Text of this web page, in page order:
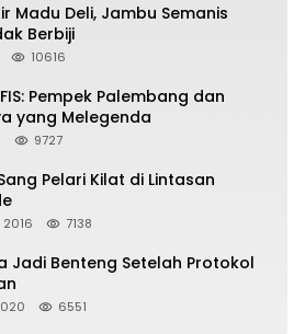
Madu Deli, Jambu Semanis
Berbiji
10616
Pempek Palembang dan
yang Melegenda
9727
Pelari Kilat di Lintasan
7138
Jadi Benteng Setelah Protokol
6551